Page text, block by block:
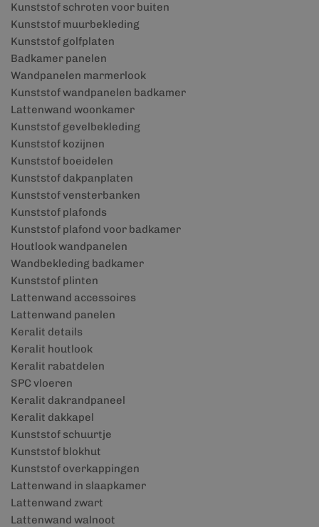
Kunststof schroten voor buiten
Kunststof muurbekleding
Kunststof golfplaten
Badkamer panelen
Wandpanelen marmerlook
Kunststof wandpanelen badkamer
Lattenwand woonkamer
Kunststof gevelbekleding
Kunststof kozijnen
Kunststof boeidelen
Kunststof dakpanplaten
Kunststof vensterbanken
Kunststof plafonds
Kunststof plafond voor badkamer
Houtlook wandpanelen
Wandbekleding badkamer
Kunststof plinten
Lattenwand accessoires
Lattenwand panelen
Keralit details
Keralit houtlook
Keralit rabatdelen
SPC vloeren
Keralit dakrandpaneel
Keralit dakkapel
Kunststof schuurtje
Kunststof blokhut
Kunststof overkappingen
Lattenwand in slaapkamer
Lattenwand zwart
Lattenwand walnoot